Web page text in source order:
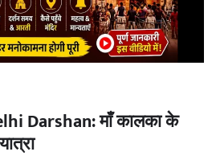
Darshan: माँ कालका के